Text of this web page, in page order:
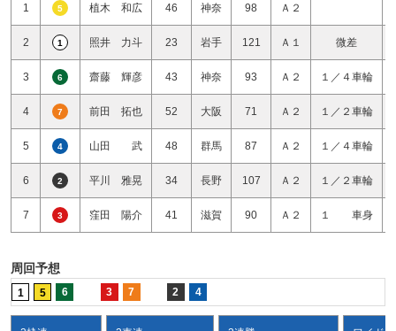
1 5 植木 和広 46 神奈 98 Ａ２
2 1 照井 力斗 23 岩手 121 Ａ１ 微差
3 6 齋藤 輝彦 43 神奈 93 Ａ２ １／４車輪
4 7 前田 拓也 52 大阪 71 Ａ２ １／２車輪
5 4 山田 武 48 群馬 87 Ａ２ １／４車輪
6 2 平川 雅晃 34 長野 107 Ａ２ １／２車輪
7 3 窪田 陽介 41 滋賀 90 Ａ２ １ 車身
周回予想
1 5 6 3 7 2 4